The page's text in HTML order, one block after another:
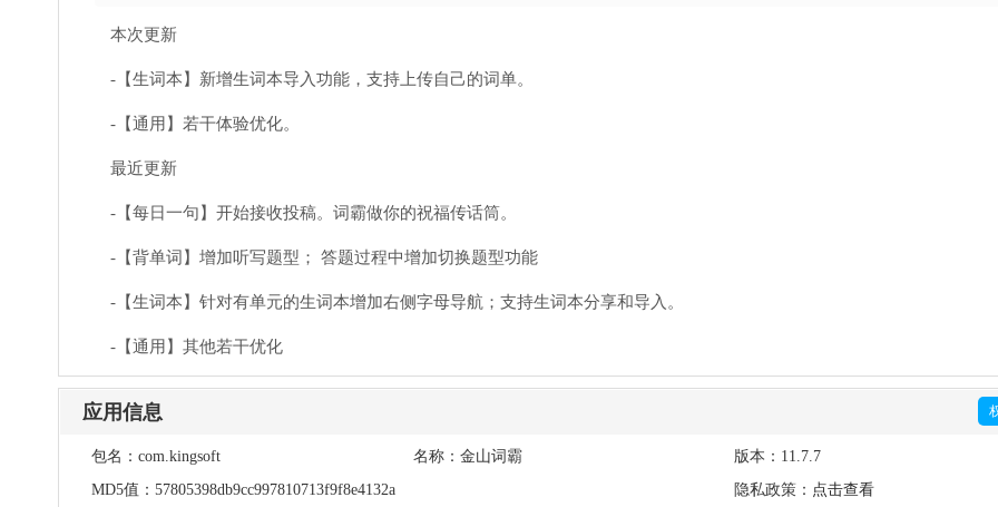
本次更新
-【生词本】新增生词本导入功能，支持上传自己的词单。
-【通用】若干体验优化。
最近更新
-【每日一句】开始接收投稿。词霸做你的祝福传话筒。
-【背单词】增加听写题型； 答题过程中增加切换题型功能
-【生词本】针对有单元的生词本增加右侧字母导航；支持生词本分享和导入。
-【通用】其他若干优化
应用信息
包名： com.kingsoft 名称： 金山词霸 版本： 11.7.7
MD5值： 57805398db9cc997810713f9f8e4132a 隐私政策： 点击查看